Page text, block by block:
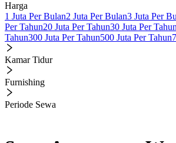
Harga
1 Juta Per Bulan2 Juta Per Bulan3 Juta Per
Per Tahun20 Juta Per Tahun30 Juta Per Tahun
Tahun300 Juta Per Tahun500 Juta Per Tahun
Kamar Tidur
Furnishing
Periode Sewa